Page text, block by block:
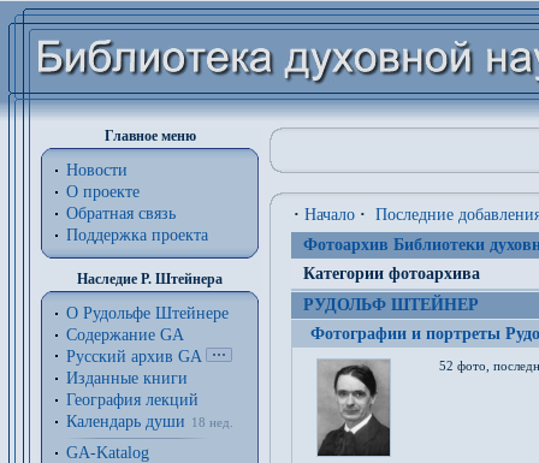
Главное меню
Новости
О проекте
Обратная связь
Поддержка проекта
Наследие Р. Штейнера
О Рудольфе Штейнере
Содержание GA
Русский архив GA
Изданные книги
География лекций
Календарь души
18 нед.
GA-Katalog
· Начало · Последние
Фотоархив Библиотеки
Категории фотоархива
РУДОЛЬФ ШТЕЙНЕР
Фотографии и портреты
52 фото,